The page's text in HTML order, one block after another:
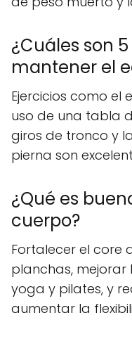
¿Cuáles son
mantener el
Ejercicios como el
uso de una tabla
giros de tronco y
pierna son
¿Qué es
cuerpo?
Fortalecer el core
planchas,
yoga y pilates, y
aumentar la